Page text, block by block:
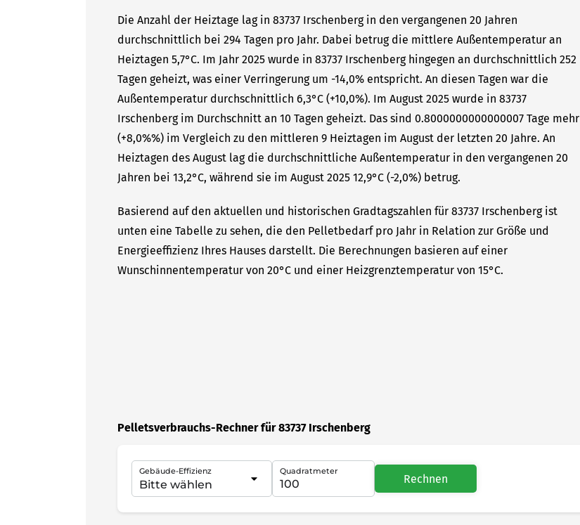
Die Anzahl der Heiztage lag in 83737 Irschenberg in den vergangenen 20 Jahren
durchschnittlich bei 294 Tagen pro Jahr. Dabei betrug die mittlere Außentemperatur an
Heiztagen 5,7°C. Im Jahr 2025 wurde in 83737 Irschenberg hingegen an durchschnittlich 252
Tagen geheizt, was einer Verringerung um -14,0% entspricht. An diesen Tagen war die
Außentemperatur durchschnittlich 6,3°C (+10,0%). Im August 2025 wurde in 83737
Irschenberg im Durchschnitt an 10 Tagen geheizt. Das sind 0.8000000000000007 Tage mehr
(+8,0%%) im Vergleich zu den mittleren 9 Heiztagen im August der letzten 20 Jahre. An
Heiztagen des August lag die durchschnittliche Außentemperatur in den vergangenen 20
Jahren bei 13,2°C, während sie im August 2025 12,9°C (-2,0%) betrug.
Basierend auf den aktuellen und historischen Gradtagszahlen für 83737 Irschenberg ist
unten eine Tabelle zu sehen, die den Pelletbedarf pro Jahr in Relation zur Größe und
Energieeffizienz Ihres Hauses darstellt. Die Berechnungen basieren auf einer
Wunschinnentemperatur von 20°C und einer Heizgrenztemperatur von 15°C.
Pelletsverbrauchs-Rechner für 83737 Irschenberg
Gebäude-Effizienz Quadratmeter
Rechnen